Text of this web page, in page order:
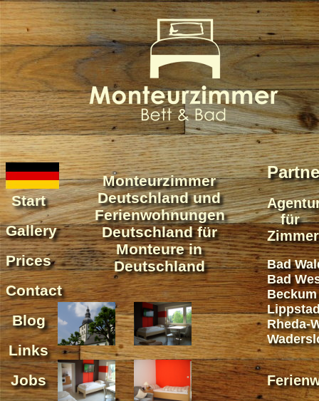
Start
Gallery
Prices
Contact
Blog
Links
Jobs
Monteurzimmer
Deutschland und
Ferienwohnungen
Deutschland für
Monteure in
Deutschland
für
Bad
Bad
Beckum
Rheda-